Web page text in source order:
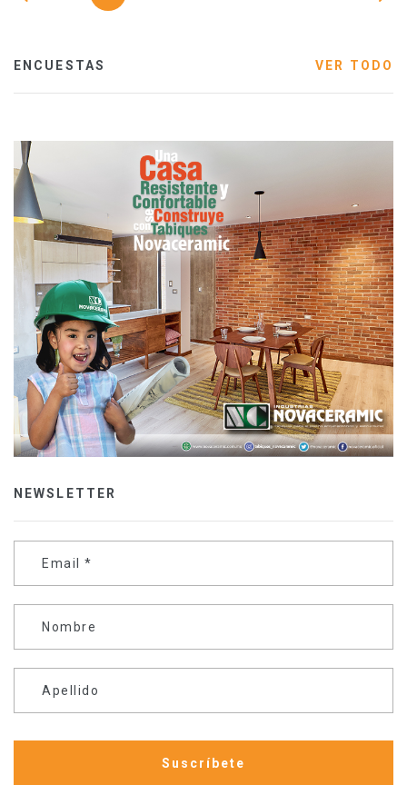
ENCUESTAS VER TODO
NEWSLETTER
Email *
Nombre
Apellido